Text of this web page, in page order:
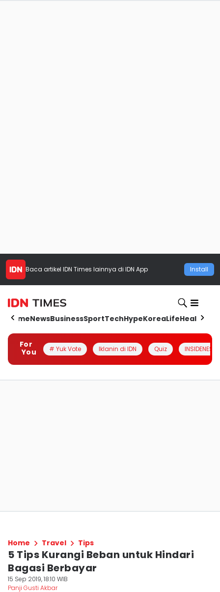
Baca artikel IDN Times lainnya di IDN App Install
HomeNewsBusinessSportTechHypeKoreaLifeHealth
For
You
# Yuk Vote Iklanin di IDN Quiz INSIDENESIA
Home Travel Tips
5 Tips Kurangi Beban untuk Hindari
Bagasi Berbayar
15 Sep 2019, 18:10 WIB
Panji Gusti Akbar